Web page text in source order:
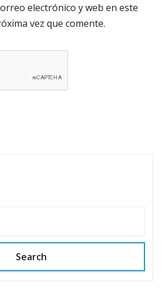
electrónico y web en este
vez que comente.
Search